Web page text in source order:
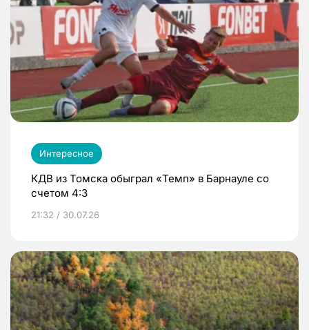
Интересное
КДВ из Томска обыграл «Темп» в Барнауле со
счетом 4:3
21:32 / 30.07.26